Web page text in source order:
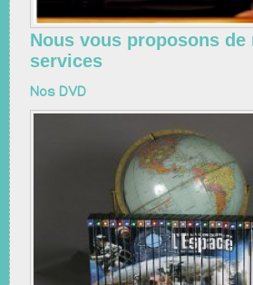
Nous vous proposons de
services
Nos DVD